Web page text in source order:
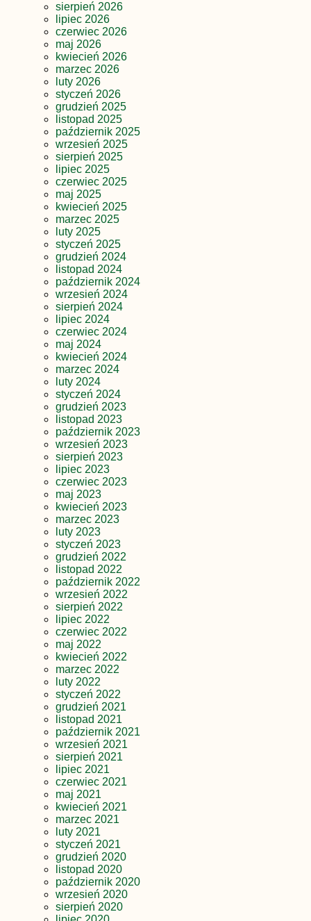
sierpień 2026
lipiec 2026
czerwiec 2026
maj 2026
kwiecień 2026
marzec 2026
luty 2026
styczeń 2026
grudzień 2025
listopad 2025
październik 2025
wrzesień 2025
sierpień 2025
lipiec 2025
czerwiec 2025
maj 2025
kwiecień 2025
marzec 2025
luty 2025
styczeń 2025
grudzień 2024
listopad 2024
październik 2024
wrzesień 2024
sierpień 2024
lipiec 2024
czerwiec 2024
maj 2024
kwiecień 2024
marzec 2024
luty 2024
styczeń 2024
grudzień 2023
listopad 2023
październik 2023
wrzesień 2023
sierpień 2023
lipiec 2023
czerwiec 2023
maj 2023
kwiecień 2023
marzec 2023
luty 2023
styczeń 2023
grudzień 2022
listopad 2022
październik 2022
wrzesień 2022
sierpień 2022
lipiec 2022
czerwiec 2022
maj 2022
kwiecień 2022
marzec 2022
luty 2022
styczeń 2022
grudzień 2021
listopad 2021
październik 2021
wrzesień 2021
sierpień 2021
lipiec 2021
czerwiec 2021
maj 2021
kwiecień 2021
marzec 2021
luty 2021
styczeń 2021
grudzień 2020
listopad 2020
październik 2020
wrzesień 2020
sierpień 2020